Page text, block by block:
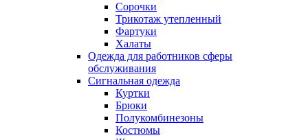
Сорочки
Трикотаж утепленный
Фартуки
Халаты
Одежда для работников сферы
обслуживания
Сигнальная одежда
Куртки
Брюки
Полукомбинезоны
Костюмы